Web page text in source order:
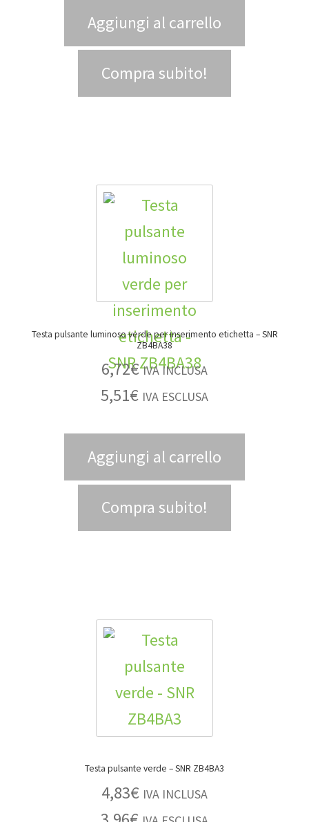
Aggiungi al carrello
Compra subito!
Testa pulsante luminoso verde per inserimento etichetta – SNR
ZB4BA38
6,72€ IVA INCLUSA
5,51€ IVA ESCLUSA
Aggiungi al carrello
Compra subito!
Testa pulsante verde – SNR ZB4BA3
4,83€ IVA INCLUSA